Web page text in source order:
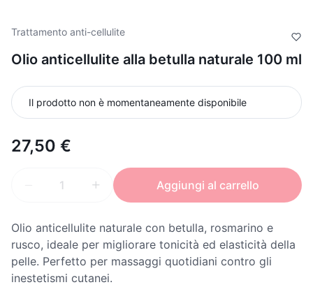
Trattamento anti-cellulite
Olio anticellulite alla betulla naturale 100 ml
Il prodotto non è momentaneamente disponibile
27,50 €
Aggiungi al carrello
Olio anticellulite naturale con betulla, rosmarino e
rusco, ideale per migliorare tonicità ed elasticità della
pelle. Perfetto per massaggi quotidiani contro gli
inestetismi cutanei.